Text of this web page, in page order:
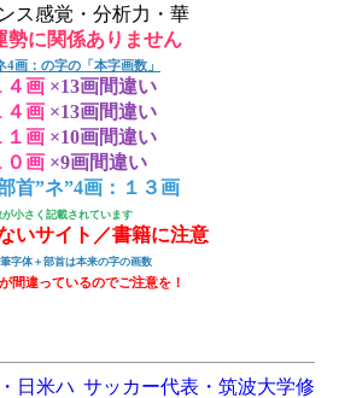
ス感覚・分析力・華
勢に関係ありません
画：の字の「本字画数」
４画 ×13画間違い
４画 ×13画間違い
１画 ×10画間違い
０画 ×9画間違い
首”ネ”4画：１３画
小さく記載されています
いサイト／書籍に注意
字体＋部首は本来の字の画数
間違っているのでご注意を！
日米ハ サッカー代表・筑波大学修